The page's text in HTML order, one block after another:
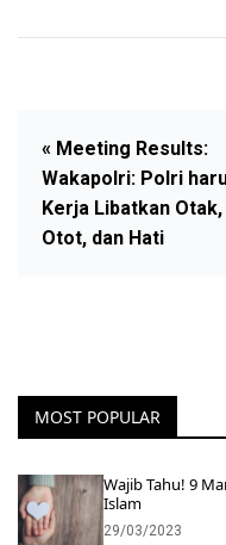
« Meeting Results:
Wakapolri: Polri
Kerja Libatkan Otak,
Otot, dan Hati
MOST POPULAR
Wajib Tahu! 9
Islam
29/03/2023